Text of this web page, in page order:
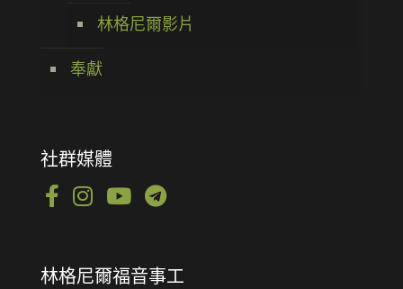
林格尼爾影片
奉獻
社群媒體
林格尼爾福音事工